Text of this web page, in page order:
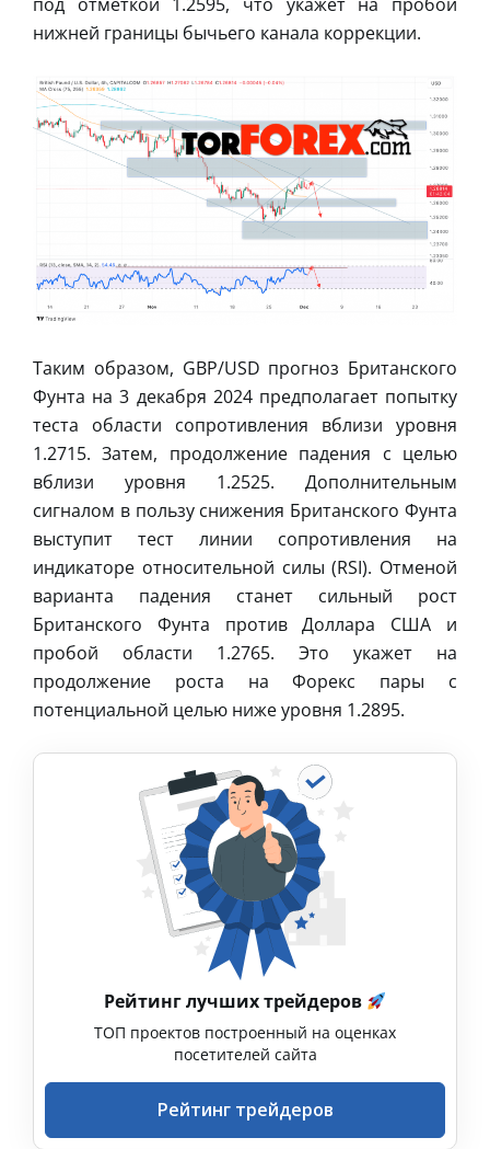
нижней границы бычьего канала коррекции.
Таким образом, GBP/USD прогноз Британского
Фунта на 3 декабря 2024 предполагает попытку
теста области сопротивления вблизи уровня
1.2715. Затем, продолжение падения с целью
вблизи уровня 1.2525. Дополнительным
сигналом в пользу снижения Британского Фунта
выступит тест линии сопротивления на
индикаторе относительной силы (RSI). Отменой
варианта падения станет сильный рост
Британского Фунта против Доллара США и
пробой области 1.2765. Это укажет на
продолжение роста на Форекс пары с
потенциальной целью ниже уровня 1.2895.
Рейтинг лучших трейдеров
ТОП проектов построенный на оценках
посетителей сайта
Рейтинг трейдеров